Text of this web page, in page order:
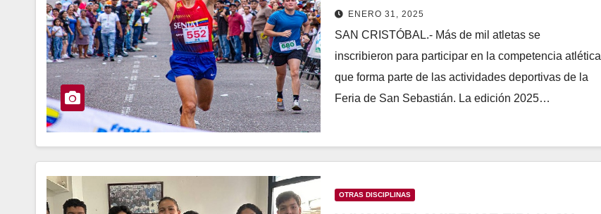
ENERO 31, 2025
SAN CRISTÓBAL.- Más de mil atletas se
inscribieron para participar en la competencia atlética
que forma parte de las actividades deportivas de la
Feria de San Sebastián. La edición 2025…
OTRAS DISCIPLINAS